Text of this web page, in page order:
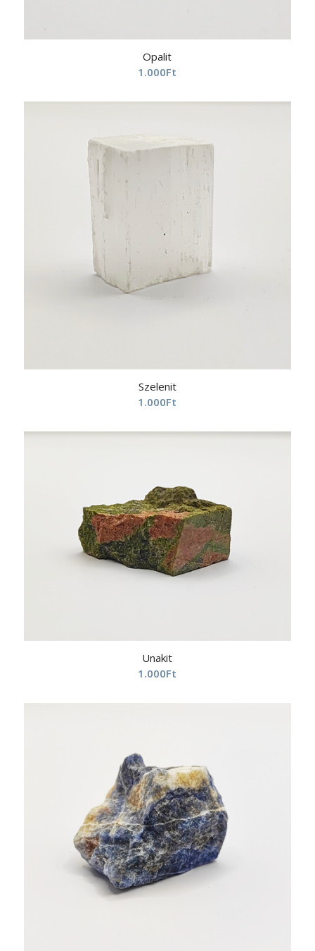
Opalit
1.000Ft
Szelenit
1.000Ft
Unakit
1.000Ft